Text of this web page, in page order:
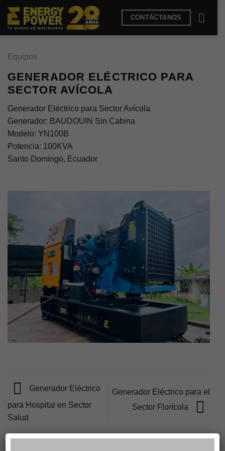
Saltar
contenido
CONTÁCTANOS
Equipos
GENERADOR ELÉCTRICO PARA
SECTOR AVÍCOLA
Generador Eléctrico para Sector Avícola
Generador: BAUDOUIN Sin Cabina
Modelo: YN100B
Potencia: 100KVA
Santo Domingo, Ecuador
Generador Eléctrico
para Hospital en Sector
Salud
Generador Eléctrico para el
Sector Florícola